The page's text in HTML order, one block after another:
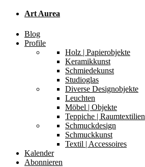
Art Aurea
Blog
Profile
Holz | Papierobjekte
Keramikkunst
Schmiedekunst
Studioglas
Diverse Designobjekte
Leuchten
Möbel | Objekte
Teppiche | Raumtextilien
Schmuckdesign
Schmuckkunst
Textil | Accessoires
Kalender
Abonnieren